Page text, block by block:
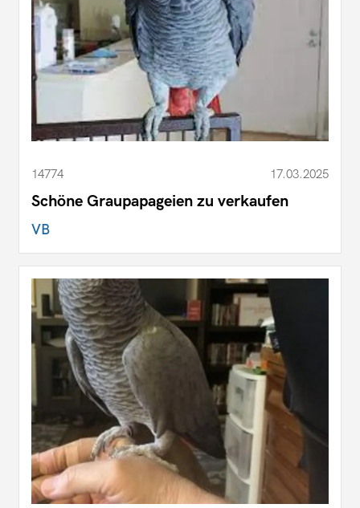
14774 17.03.2025
Schöne Graupapageien zu verkaufen
VB